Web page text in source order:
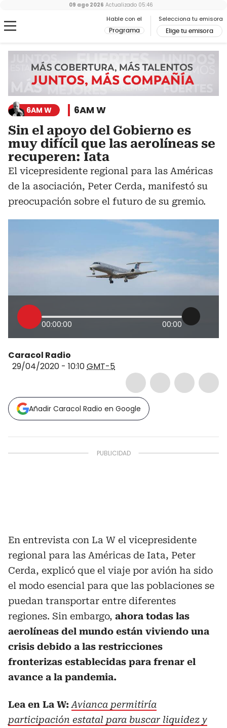
Hable con el
Programa
Selecciona tu emisora
Elige tu emisora
09 ago 2026 Actualizado 05:46
6AM W 6AM W
Sin el apoyo del Gobierno es
muy difícil que las aerolíneas se
recuperen: Iata
El vicepresidente regional para las Américas
de la asociación, Peter Cerda, manifestó su
preocupación sobre el futuro de su gremio.
00:00:00 00:00
Caracol Radio
29/04/2020 - 10:10GMT-5
Añadir Caracol Radio en Google
En entrevista con La W el vicepresidente
regional para las Américas de Iata, Peter
Cerda, explicó que el viaje por avión ha sido
el modo esencial para que las poblaciones se
puedan transportar entre diferentes
regiones. Sin embargo, ahora todas las
aerolíneas del mundo están viviendo una
crisis debido a las restricciones
fronterizas establecidas para frenar el
avance a la pandemia.
Lea en La W: Avianca permitiría
participación estatal para buscar liquidez y